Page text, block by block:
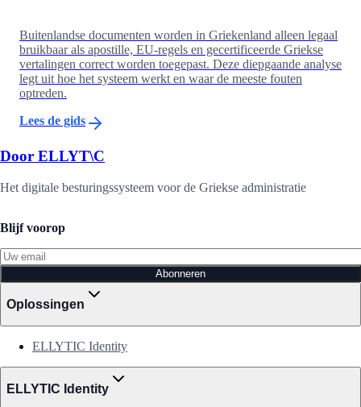
Buitenlandse documenten worden in Griekenland alleen legaal
bruikbaar als apostille, EU-regels en gecertificeerde Griekse
vertalingen correct worden toegepast. Deze diepgaande analyse
legt uit hoe het systeem werkt en waar de meeste fouten
optreden.
Lees de gids
Door ELLYT\C
Het digitale besturingssysteem voor de Griekse administratie
Blijf voorop
Abonneren
Oplossingen
ELLYTIC Identity
ELLYTIC Identity